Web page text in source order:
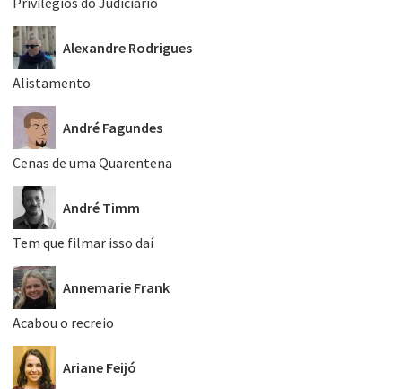
Alexandre Rodrigues
Alistamento
André Fagundes
Cenas de uma Quarentena
André Timm
Tem que filmar isso daí
Annemarie Frank
Acabou o recreio
Ariane Feijó